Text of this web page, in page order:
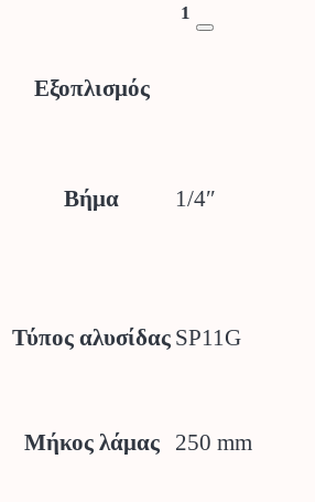
1
Εξοπλισμός
Βήμα 1/4″
Τύπος αλυσίδας SP11G
Μήκος λάμας 250 mm